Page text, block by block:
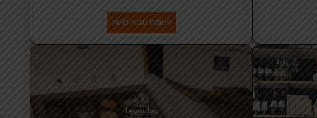
INFO BOUTIQUE